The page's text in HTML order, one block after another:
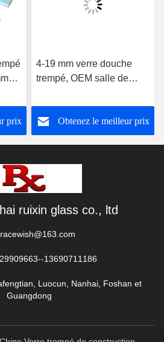
prix
4-19 mm verre douche
trempé, OEM salle de
résistance
Obtenez le meilleur prix
ruixin glass co., ltd
13690711186
Luocun, Nanhai, Foshan et
Guangdong